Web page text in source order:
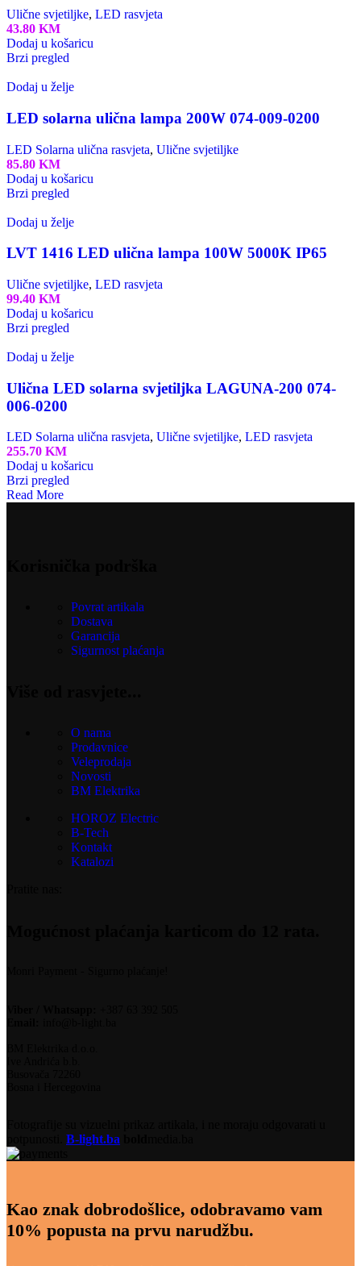
Ulične svjetiljke, LED rasvjeta
43.80 KM
Dodaj u košaricu
Brzi pregled
Dodaj u želje
LED solarna ulična lampa 200W 074-009-0200
LED Solarna ulična rasvjeta, Ulične svjetiljke
85.80 KM
Dodaj u košaricu
Brzi pregled
Dodaj u želje
LVT 1416 LED ulična lampa 100W 5000K IP65
Ulične svjetiljke, LED rasvjeta
99.40 KM
Dodaj u košaricu
Brzi pregled
Dodaj u želje
Ulična LED solarna svjetiljka LAGUNA-200 074-
006-0200
LED Solarna ulična rasvjeta, Ulične svjetiljke, LED rasvjeta
255.70 KM
Dodaj u košaricu
Brzi pregled
Read More
Povrat artikala
Dostava
Garancija
Sigurnost plaćanja
O nama
Prodavnice
Veleprodaja
Novosti
BM Elektrika
HOROZ Electric
B-Tech
Kontakt
Katalozi
B-light.ba
Kao znak dobrodošlice, odobravamo vam
10% popusta na prvu narudžbu.